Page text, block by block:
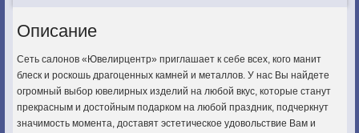
Описание
Сеть салонов «Ювелирцентр» приглашает к себе всех, кого манит
блеск и роскошь драгоценных камней и металлов. У нас Вы найдете
огромный выбор ювелирных изделий на любой вкус, которые станут
прекрасным и достойным подарком на любой праздник, подчеркнут
значимость момента, доставят эстетическое удовольствие Вам и